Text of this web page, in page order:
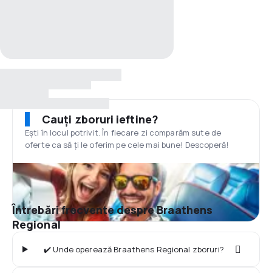
Cauți zboruri ieftine?
Ești în locul potrivit. În fiecare zi comparăm sute de
oferte ca să ți le oferim pe cele mai bune! Descoperă!
Întrebări frecvente despre Braathens
Regional
✔️ Unde operează Braathens Regional zboruri?